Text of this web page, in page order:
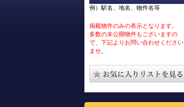
例）駅名、地名、物件名等
掲載物件のみの表示となります。
多数の未公開物件もございますの
で、下記よりお問い合わせください
ませ。